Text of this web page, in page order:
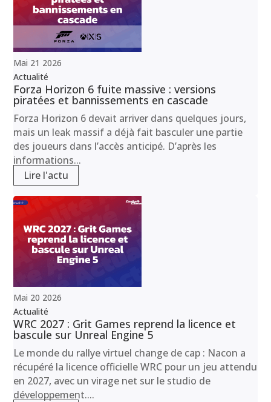
Mai 21 2026
Actualité
Forza Horizon 6 fuite massive : versions
piratées et bannissements en cascade
Forza Horizon 6 devait arriver dans quelques jours,
mais un leak massif a déjà fait basculer une partie
des joueurs dans l’accès anticipé. D’après les
informations...
Lire l'actu
Mai 20 2026
Actualité
WRC 2027 : Grit Games reprend la licence et
bascule sur Unreal Engine 5
Le monde du rallye virtuel change de cap : Nacon a
récupéré la licence officielle WRC pour un jeu attendu
en 2027, avec un virage net sur le studio de
développement....